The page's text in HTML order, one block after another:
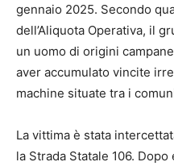
gennaio 2025. Secondo
dell’Aliquota Operativa, il
un uomo di origini
aver accumulato vincite
machine situate tra i
La vittima è stata
la Strada Statale 106.